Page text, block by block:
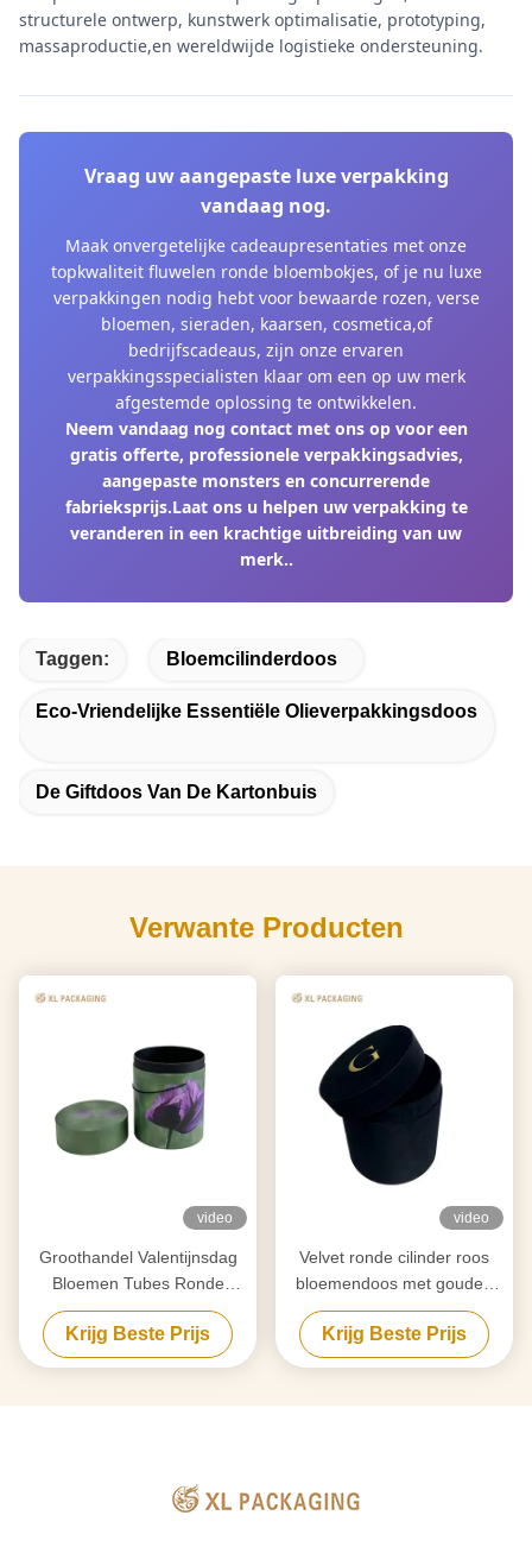
structurele ontwerp, kunstwerk optimalisatie, prototyping,
massaproductie,en wereldwijde logistieke ondersteuning.
Vraag uw aangepaste luxe verpakking
vandaag nog.
Maak onvergetelijke cadeaupresentaties met onze
topkwaliteit fluwelen ronde bloembokjes, of je nu luxe
verpakkingen nodig hebt voor bewaarde rozen, verse
bloemen, sieraden, kaarsen, cosmetica,of
bedrijfscadeaus, zijn onze ervaren
verpakkingsspecialisten klaar om een op uw merk
afgestemde oplossing te ontwikkelen.
Neem vandaag nog contact met ons op voor een
gratis offerte, professionele verpakkingsadvies,
aangepaste monsters en concurrerende
fabrieksprijs.Laat ons u helpen uw verpakking te
veranderen in een krachtige uitbreiding van uw
merk..
Taggen: Bloemcilinderdoos
Eco-Vriendelijke Essentiële Olieverpakkingsdoos
De Giftdoos Van De Kartonbuis
Verwante Producten
video
Groothandel Valentijnsdag
Bloemen Tubes Ronde
Rozen Cilinderdozen Bulk
Maatwerk Snelle Productie
Feestelijk Design Voor
Krijg Beste Prijs
video
Velvet ronde cilinder roos
bloemendoos met gouden
folie logo voor sjaal & kleding
merken
Krijg Beste Prijs